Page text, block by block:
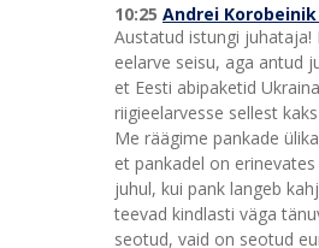
10:25 Andrei Korobeinik
Austatud istungi juhataja!
eelarve seisu, aga antud
et Eesti abipaketid
riigieelarvesse sellest
Me räägime pankade
et pankadel on
juhul, kui pank langeb
teevad kindlasti väga
seotud, vaid on seotud